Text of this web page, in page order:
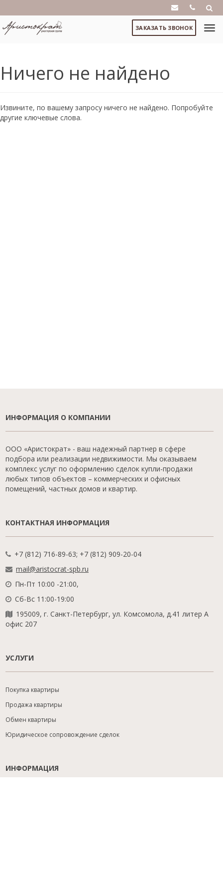
ЗАКАЗАТЬ ЗВОНОК
Ничего не найдено
Извините, по вашему запросу ничего не найдено. Попробуйте
другие ключевые слова.
ИНФОРМАЦИЯ О КОМПАНИИ
ООО «Аристократ» - ваш надежный партнер в сфере
подбора или реализации недвижимости. Мы оказываем
комплекс услуг по оформлению сделок купли-продажи
любых типов объектов – коммерческих и офисных
помещений, частных домов и квартир.
КОНТАКТНАЯ ИНФОРМАЦИЯ
+7 (812) 716-89-63; +7 (812) 909-20-04
mail@aristocrat-spb.ru
Пн-Пт 10:00 -21:00,
Сб-Вс 11:00-19:00
195009, г. Санкт-Петербург, ул. Комсомола, д.41 литер А
офис 207
УСЛУГИ
Покупка квартиры
Продажа квартиры
Обмен квартиры
Юридическое сопровождение сделок
ИНФОРМАЦИЯ